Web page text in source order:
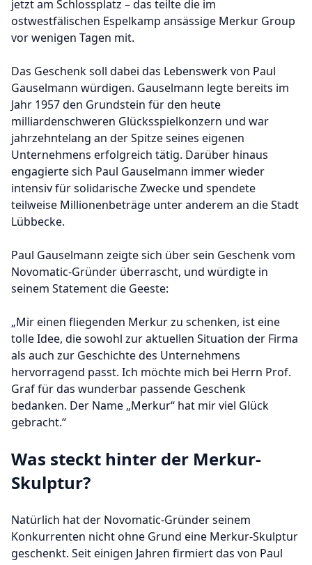
jetzt am Schlossplatz – das teilte die im
ostwestfälischen Espelkamp ansässige Merkur Group
vor wenigen Tagen mit.
Das Geschenk soll dabei das Lebenswerk von Paul
Gauselmann würdigen. Gauselmann legte bereits im
Jahr 1957 den Grundstein für den heute
milliardenschweren Glücksspielkonzern und war
jahrzehntelang an der Spitze seines eigenen
Unternehmens erfolgreich tätig. Darüber hinaus
engagierte sich Paul Gauselmann immer wieder
intensiv für solidarische Zwecke und spendete
teilweise Millionenbeträge unter anderem an die Stadt
Lübbecke.
Paul Gauselmann zeigte sich über sein Geschenk vom
Novomatic-Gründer überrascht, und würdigte in
seinem Statement die Geeste:
„Mir einen fliegenden Merkur zu schenken, ist eine
tolle Idee, die sowohl zur aktuellen Situation der Firma
als auch zur Geschichte des Unternehmens
hervorragend passt. Ich möchte mich bei Herrn Prof.
Graf für das wunderbar passende Geschenk
bedanken. Der Name „Merkur“ hat mir viel Glück
gebracht.“
Was steckt hinter der Merkur-
Skulptur?
Natürlich hat der Novomatic-Gründer seinem
Konkurrenten nicht ohne Grund eine Merkur-Skulptur
geschenkt. Seit einigen Jahren firmiert das von Paul